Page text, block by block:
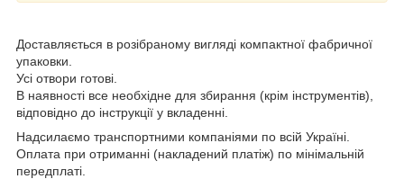
Доставляється в розібраному вигляді компактної фабричної
упаковки.
Усі отвори готові.
В наявності все необхідне для збирання (крім інструментів),
відповідно до інструкції у вкладенні.
Надсилаємо транспортними компаніями по всій Україні.
Оплата при отриманні (накладений платіж) по мінімальній
передплаті.